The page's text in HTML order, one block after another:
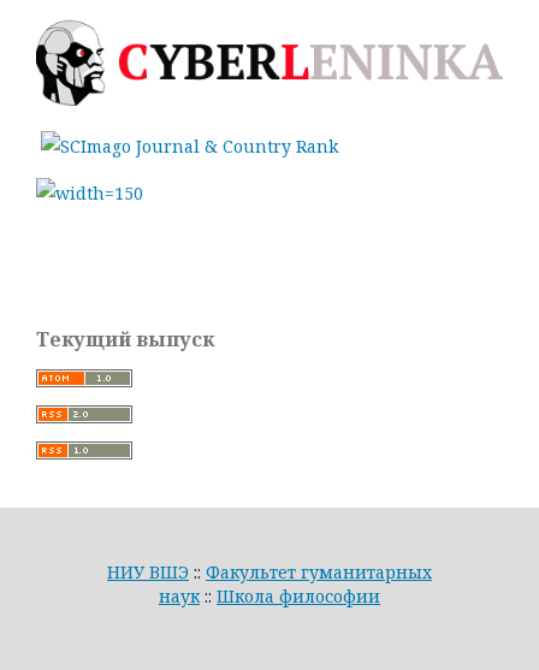
Текущий выпуск
НИУ ВШЭ :: Факультет гуманитарных
наук :: Школа философии